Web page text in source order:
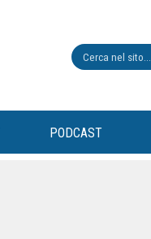
PODCAST